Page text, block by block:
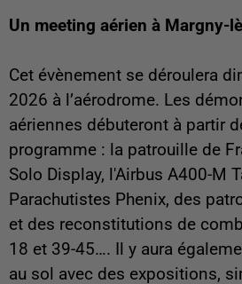
Un meeting aérien à Margny-
Cet évènement se déroulera
2026 à l’aérodrome. Les
aériennes débuteront à partir
programme : la patrouille de
Solo Display, l'Airbus A400-M
Parachutistes Phenix, des
et des reconstitutions de
18 et 39-45…. Il y aura
au sol avec des expositions,